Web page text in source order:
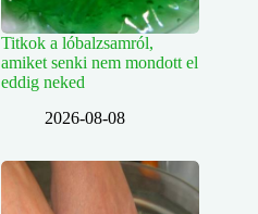
Titkok a lóbalzsamról,
amiket senki nem mondott el
eddig neked
2026-08-08